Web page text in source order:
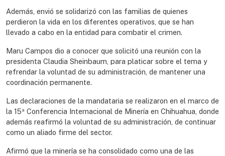
Además, envió se solidarizó con las familias de quienes
perdieron la vida en los diferentes operativos, que se han
llevado a cabo en la entidad para combatir el crimen.
Maru Campos dio a conocer que solicitó una reunión con la
presidenta Claudia Sheinbaum, para platicar sobre el tema y
refrendar la voluntad de su administración, de mantener una
coordinación permanente.
Las declaraciones de la mandataria se realizaron en el marco de
la 15ª Conferencia Internacional de Minería en Chihuahua, donde
además reafirmó la voluntad de su administración, de continuar
como un aliado firme del sector.
Afirmó que la minería se ha consolidado como una de las